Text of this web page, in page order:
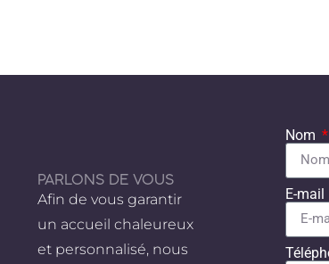
PARLONS DE VOUS
Afin de vous garantir
un accueil chaleureux
et personnalisé, nous
Nom
E-mail